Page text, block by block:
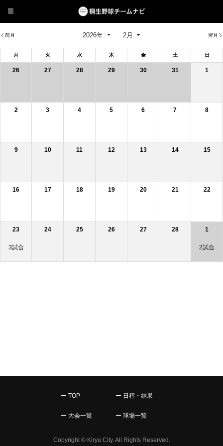
前月 2026年 2月 翌月
月 火 水 木 金 土 日
26 27 28 29 30 31 1
2 3 4 5 6 7 8
9 10 11 12 13 14 15
16 17 18 19 20 21 22
23
3試合
24 25 26 27 28 1
2試合
ー TOP ー 日程・結果
ー 大会一覧 ー 球場一覧
Copyright © Kiryu City. All Rights Reserved.